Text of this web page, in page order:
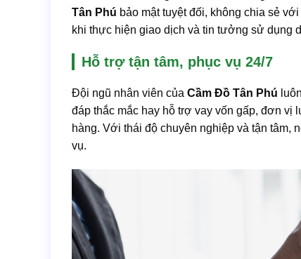
Tân Phú bảo mật tuyệt đối, không chia sẻ
khi thực hiện giao dịch và tin tưởng sử dụng
Hỗ trợ tận tâm, phục vụ 24/7
Đội ngũ nhân viên của Cầm Đồ Tân Phú
đáp thắc mắc hay hỗ trợ vay vốn gấp, đơn vị
hàng. Với thái độ chuyên nghiệp và tận
vụ.